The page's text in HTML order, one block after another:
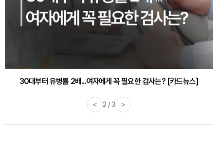
30대부터 유병률 2배...여자에게 꼭 필요한 검사는? [카드뉴스]
< 2 / 3 >